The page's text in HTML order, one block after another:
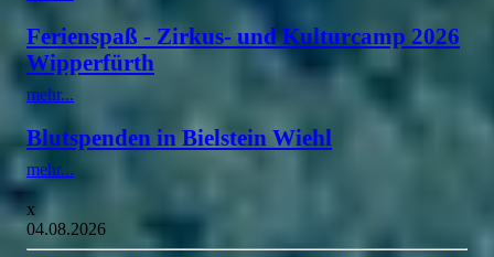
Ferienspaß - Zirkus- und Kulturcamp 2026
Wipperfürth
mehr...
Blutspenden in Bielstein Wiehl
mehr...
x
04.08.2026